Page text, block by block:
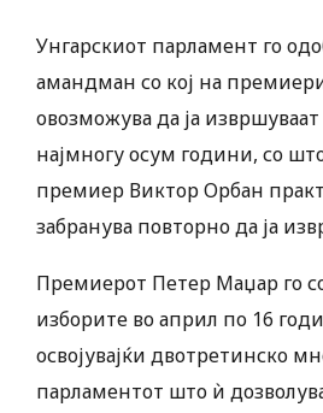
Унгарскиот парламент го
амандман со кој на
овозможува да ја
најмногу осум години, со
премиер Виктор Орбан
забранува повторно да ја
Премиерот Петер Маџар го
изборите во април по 16
освојувајќи двотретинско
парламентот што ѝ